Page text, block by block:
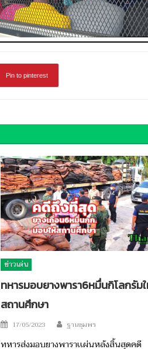
Pin to pinterest
ข่าวเด่น
ทหารมอบยางพารา6หมื่นกิโลกรัม
สถานศึกษา
Posted
17/05/2023 Author
ฐานชุมพร
ทหารส่งมอบยางพาราเเผ่นหลังสิ้นสุดคดี